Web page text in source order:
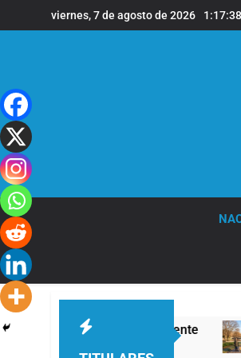
al
viernes, 7 de agosto de 2026
servirla correctamente